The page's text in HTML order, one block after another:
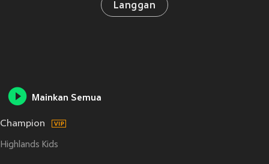
Langgan
Mainkan Semua
Champion
Highlands Kids